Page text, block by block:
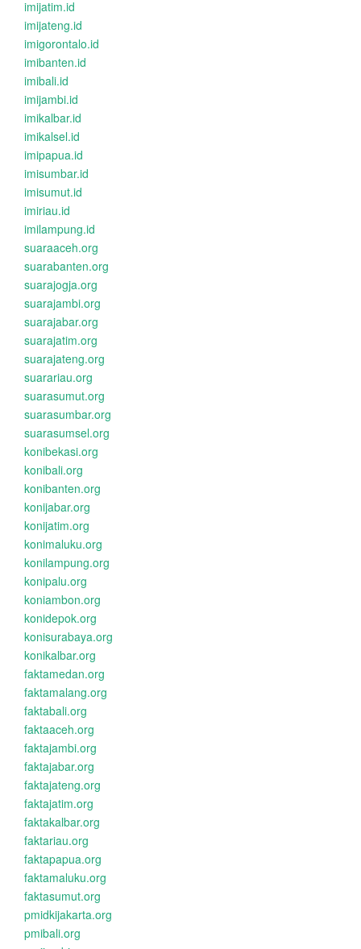
imijatim.id
imijateng.id
imigorontalo.id
imibanten.id
imibali.id
imijambi.id
imikalbar.id
imikalsel.id
imipapua.id
imisumbar.id
imisumut.id
imiriau.id
imilampung.id
suaraaceh.org
suarabanten.org
suarajogja.org
suarajambi.org
suarajabar.org
suarajatim.org
suarajateng.org
suarariau.org
suarasumut.org
suarasumbar.org
suarasumsel.org
konibekasi.org
konibali.org
konibanten.org
konijabar.org
konijatim.org
konimaluku.org
konilampung.org
konipalu.org
koniambon.org
konidepok.org
konisurabaya.org
konikalbar.org
faktamedan.org
faktamalang.org
faktabali.org
faktaaceh.org
faktajambi.org
faktajabar.org
faktajateng.org
faktajatim.org
faktakalbar.org
faktariau.org
faktapapua.org
faktamaluku.org
faktasumut.org
pmidkijakarta.org
pmibali.org